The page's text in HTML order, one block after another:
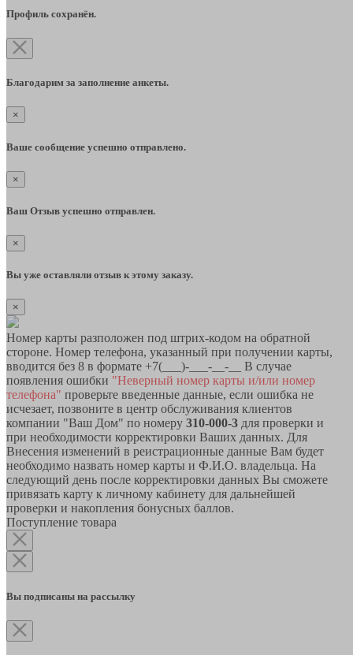
Профиль сохранён.
Благодарим за заполнение анкеты.
×
Ваше сообщение успешно отправлено.
×
Ваш Отзыв успешно отправлен.
×
Вы уже оставляли отзыв к этому заказу.
×
Номер карты разположен под штрих-кодом на обратной
стороне. Номер телефона, указанный при получении карты,
вводится без 8 в формате +7(___)-___-__-__ В случае
появления ошибки "Неверный номер карты и/или номер
телефона" проверьте введенные данные, если ошибка не
исчезает, позвоните в центр обслуживания клиентов
компании "Ваш Дом" по номеру 310-000-3 для проверки и
при необходимости корректировки Ваших данных. Для
Внесения изменений в реистрационные данные Вам будет
необходимо назвать номер карты и Ф.И.О. владельца. На
следующий день после корректировки данных Вы сможете
привязать карту к личному кабинету для дальнейшей
проверки и накопления бонусных баллов.
Поступление товара
Вы подписаны на рассылку